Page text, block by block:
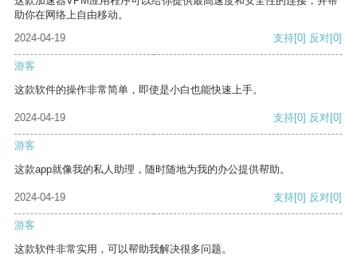
助你在网络上自由移动。
2024-04-19
支持[0] 反对[0]
游客
这款软件的操作非常简单，即使是小白也能快速上手。
2024-04-19 支持[0] 反对[0]
游客
这款app就像我的私人助理，随时随地为我的办公提供帮助。
2024-04-19 支持[0] 反对[0]
游客
这款软件非常实用，可以帮助我解决很多问题。